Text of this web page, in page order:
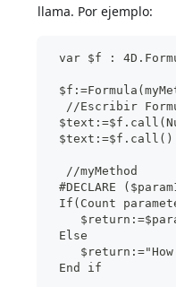
llama. Por ejemplo:
var $f :
//Escribir
$text:=$f.call()
  //myMethod
#DECLARE
If(Count
Else
$return:="How
End if